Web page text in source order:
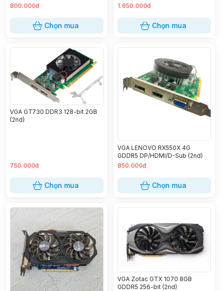
800.000đ
Chọn mua
1.650.000đ
Chọn mua
VGA GT730 DDR3 128-bit 2GB
(2nd)
750.000đ
Chọn mua
VGA LENOVO RX550X 4G
GDDR5 DP/HDMI/D-Sub (2nd)
850.000đ
Chọn mua
VGA Zotac GTX 1070 8GB
GDDR5 256-bit (2nd)